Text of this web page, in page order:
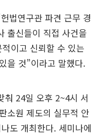
법연구관 파견 근무 경
출신들이 직접 사건을
이고 신뢰할 수 있는
을 것”이라고 말했다.
춰 24일 오후 2~4시 서
소원 제도의 실무적 안
도 개최한다. 세미나에